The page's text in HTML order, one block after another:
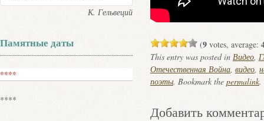
(9votes, average:
This entry was posted in Видео,
Отечественная Война, видео,
поэты. Bookmark the permalink.
Добавить
К. Гельвеций
Памятные даты
****
****